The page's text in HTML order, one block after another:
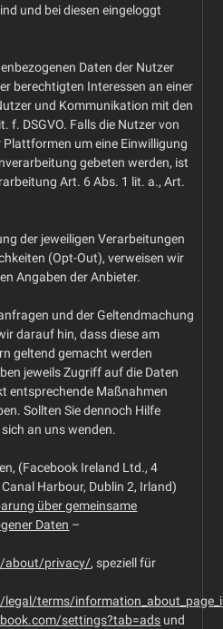
und bei diesen eingeloggt
Daten der Nutzer
berechtigten Interessen an einer
und Kommunikation mit den
f. DSGVO. Falls die Nutzer von
Plattformen um eine Einwilligung
gebeten werden, ist
Art. 6 Abs. 1 lit. a., Art.
der jeweiligen Verarbeitungen
(Opt-Out), verweisen wir
Angaben der Anbieter.
und der Geltendmachung
darauf hin, dass diese am
geltend gemacht werden
jeweils Zugriff auf die Daten
entsprechende Maßnahmen
Sollten Sie dennoch Hilfe
an uns wenden.
(Facebook Ireland Ltd., 4
Harbour, Dublin 2, Irland)
über gemeinsame
Daten –
about/privacy/, speziell für
terms/
settings?tab=ads und